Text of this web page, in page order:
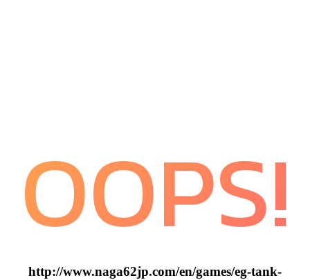
OOPS!
http://www.naga62jp.com/en/games/eg-tank-